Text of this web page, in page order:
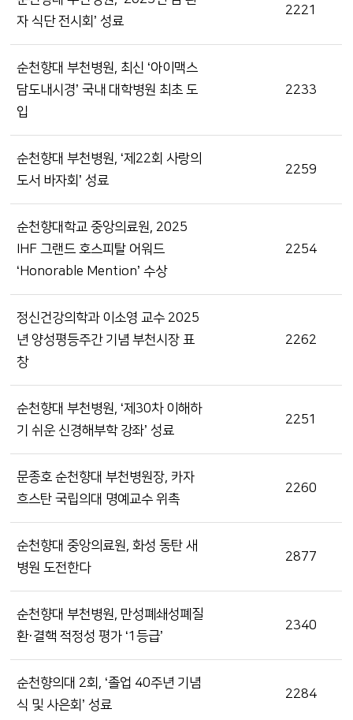
자 식단 전시회’ 성료
2221
순천향대 부천병원, 최신 ‘아이맥스
담도내시경’ 국내 대학병원 최초 도
입
2233
순천향대 부천병원, ‘제22회 사랑의
도서 바자회’ 성료
2259
순천향대학교 중앙의료원, 2025
IHF 그랜드 호스피탈 어워드
‘Honorable Mention’ 수상
2254
정신건강의학과 이소영 교수 2025
년 양성평등주간 기념 부천시장 표
창
2262
순천향대 부천병원, ‘제30차 이해하
기 쉬운 신경해부학 강좌’ 성료
2251
문종호 순천향대 부천병원장, 카자
흐스탄 국립의대 명예교수 위촉
2260
순천향대 중앙의료원, 화성 동탄 새
병원 도전한다
2877
순천향대 부천병원, 만성폐쇄성폐질
환·결핵 적정성 평가 ‘1등급’
2340
순천향의대 2회, ‘졸업 40주년 기념
식 및 사은회’ 성료
2284